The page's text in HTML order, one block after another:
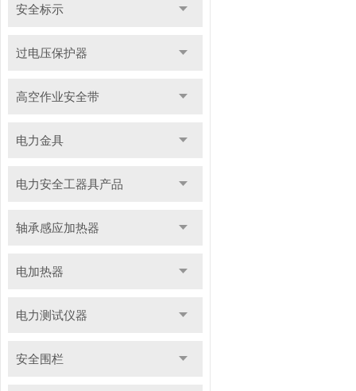
安全标示
过电压保护器
高空作业安全带
电力金具
电力安全工器具产品
轴承感应加热器
电加热器
电力测试仪器
安全围栏